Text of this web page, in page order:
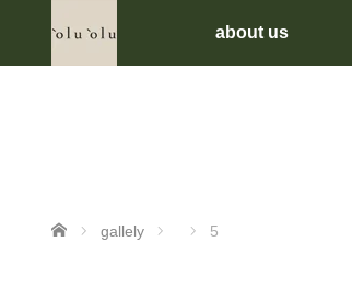
about us
ホーム gallely 5